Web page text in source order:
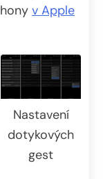
v Apple
Nastavení
dotykových
gest